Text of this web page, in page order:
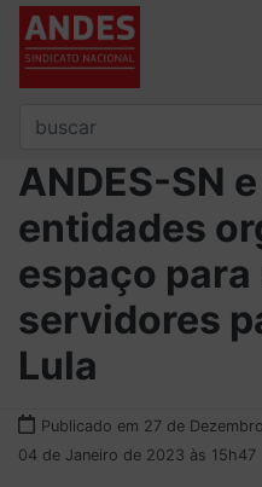
ANDES-SN
entidades
espaço
servidores
Lula
Publicado em 27 de
04 de Janeiro de 2023 às 15h47